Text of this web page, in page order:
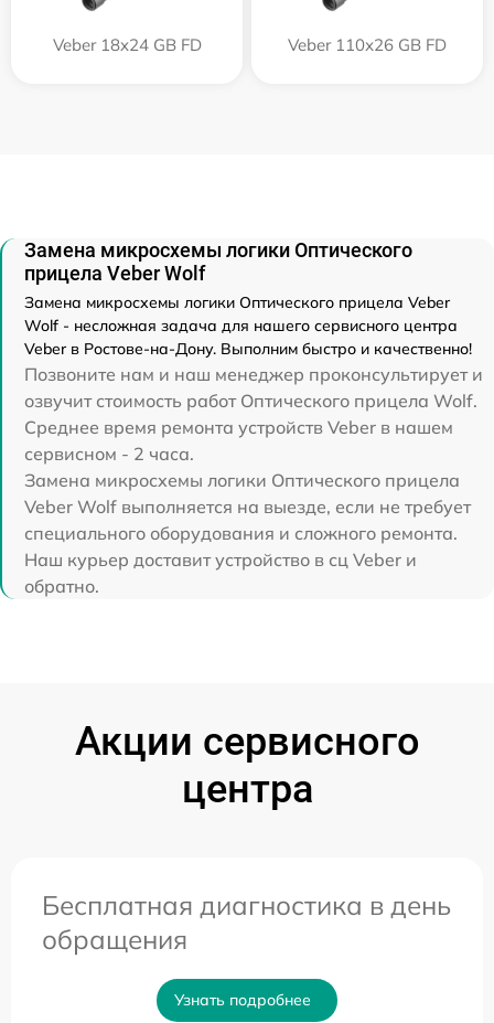
Veber 18x24 GB FD Veber 110х26 GB FD
Замена микросхемы логики Оптического
прицела Veber Wolf
Замена микросхемы логики Оптического прицела Veber
Wolf - несложная задача для нашего сервисного центра
Veber в Ростове-на-Дону. Выполним быстро и качественно!
Позвоните нам и наш менеджер проконсультирует и
озвучит стоимость работ Оптического прицела Wolf.
Среднее время ремонта устройств Veber в нашем
сервисном - 2 часа.
Замена микросхемы логики Оптического прицела
Veber Wolf выполняется на выезде, если не требует
специального оборудования и сложного ремонта.
Наш курьер доставит устройство в сц Veber и
обратно.
Акции сервисного
центра
Бесплатная диагностика в день
обращения
Узнать подробнее